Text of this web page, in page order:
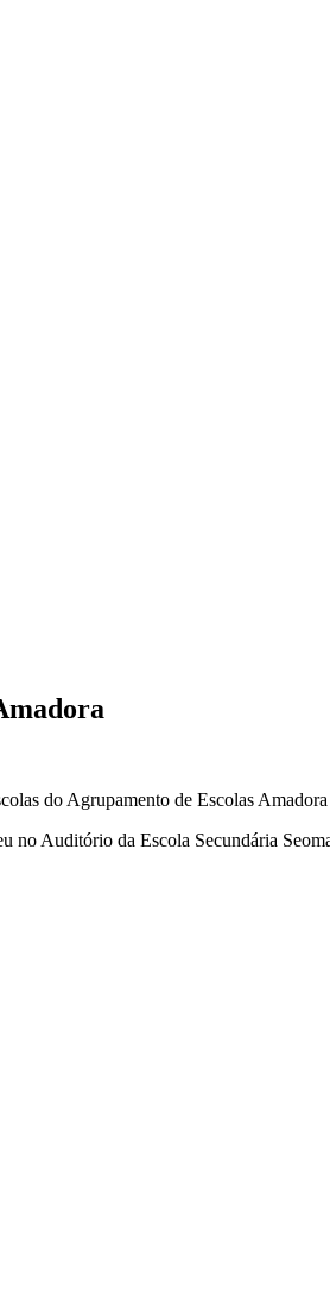
do Agrupamento de Escolas Amadora
no Auditório da Escola Secundária